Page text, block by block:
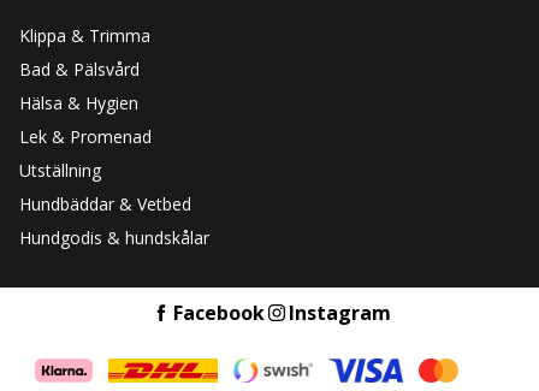
Klippa & Trimma
Bad & Pälsvård
Hälsa & Hygien
Lek & Promenad
Utställning
Hundbäddar & Vetbed
Hundgodis & hundskålar
Facebook Instagram